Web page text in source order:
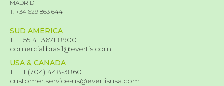
MADRID
T: +34 629 863 644
SUD AMERICA
T: + 55 41 3671 8900
comercial.brasil@evertis.com
USA & CANADA
T: + 1 (704) 448-3860
customer.service-us@evertisusa.com